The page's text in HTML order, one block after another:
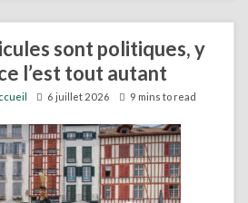
sont politiques, y
l’est tout autant
6 juillet 2026 9 mins to read